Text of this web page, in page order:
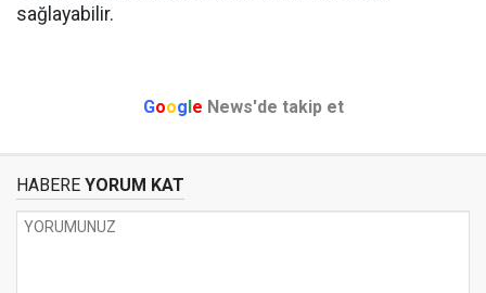
sağlayabilir.
Google News'de takip et
HABERE YORUM KAT